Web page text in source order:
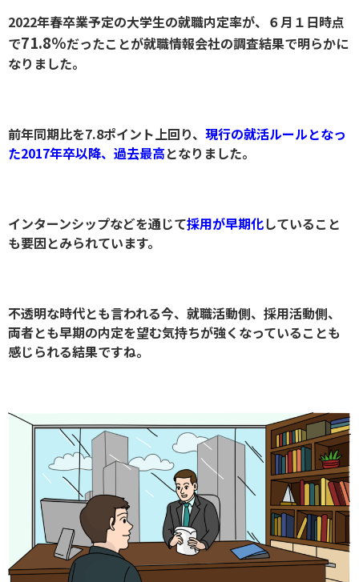
2022年春卒業予定の大学生の就職内定率が、６月１日時点
で71.8％だったことが就職情報会社の調査結果で明らかに
なりました。
前年同期比を7.8ポイント上回り、 現行の就活ルールとなっ
た2017年卒以降、過去最高となりました。
インターンシップなどを通じて採用が早期化していること
も要因とみられています。
不透明な時代とも言われる今、就職活動側、採用活動側、
両者とも早期の内定を望む気持ちが強くなっていることも
感じられる結果ですね。